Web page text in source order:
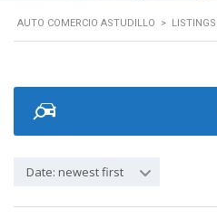
AUTO COMERCIO ASTUDILLO > LISTINGS
Date: newest first